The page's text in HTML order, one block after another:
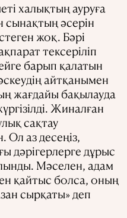
халықтың ауруға
сынақтың әсерін
жоқ. Бәрі
тексеріліп
барып қалатын
айтқанымен
жағдайы бақылауда
Жиналған
сақтау
Ол аз десеңіз,
дәрігерлерге дұрыс
Мәселен, адам
қайтыс болса, оның
сырқаты» деп